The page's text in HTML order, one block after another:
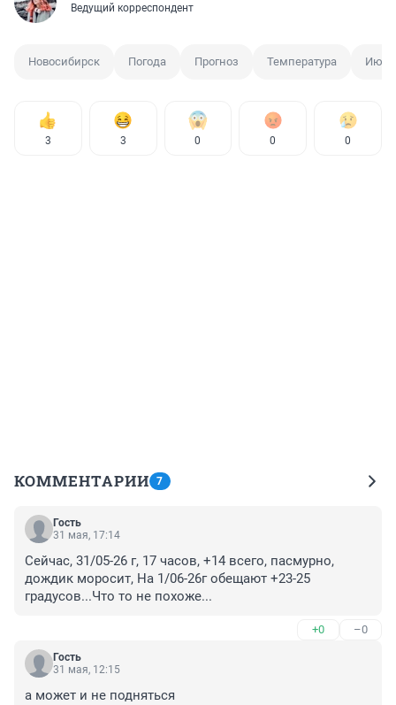
Ведущий корреспондент
Новосибирск Погода Прогноз Температура Июнь
3 3 0 0 0
КОММЕНТАРИИ 7
Гость
31 мая, 17:14
Сейчас, 31/05-26 г, 17 часов, +14 всего, пасмурно,
дождик моросит, На 1/06-26г обещают +23-25
градусов...Что то не похоже...
+0 –0
Гость
31 мая, 12:15
а может и не подняться